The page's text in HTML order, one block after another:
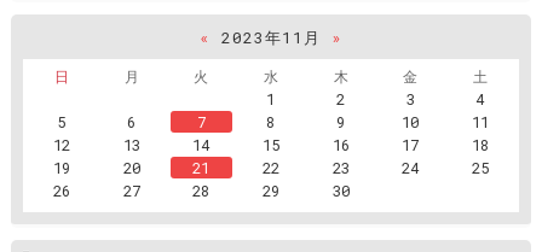
« 2023年11月
»
日
月 火 水 木 金
土
1
2 3
4
5
6 7 8 9 10
11
12
13 14 15 16 17
18
19
20 21 22 23 24
25
26
27 28 29 30